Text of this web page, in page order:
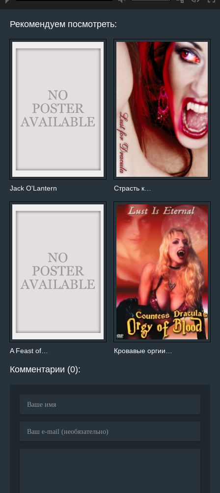
Рекомендуем посмотреть:
Jack O'Lantern Страсть к…
A Feast of… Кровавые оргии…
Комментарии (0):